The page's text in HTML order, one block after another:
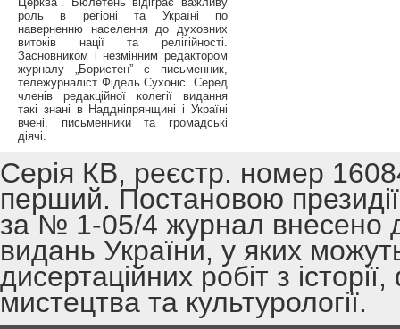
роль в регіоні та Україні по
наверненню населення до духовних
витоків нації та релігійності.
Засновником і незмінним редактором
журналу „Бористен” є письменник,
тележурналіст Фідель Сухоніс. Серед
членів редакційної колегії видання
такі знані в Наддніпрянщині і Україні
вчені, письменники та громадські
діячі.
Серія КВ, реєстр. номер
перший. Постановою
за № 1-05/4 журнал внесено
видань України, у яких
дисертаційних робіт з
мистецтва та культурології.